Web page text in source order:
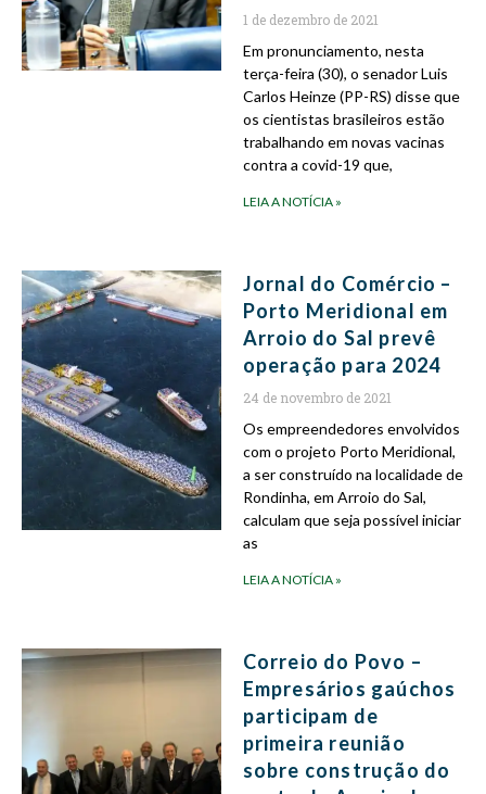
1 de dezembro de 2021
Em pronunciamento, nesta
terça-feira (30), o senador Luis
Carlos Heinze (PP-RS) disse que
os cientistas brasileiros estão
trabalhando em novas vacinas
contra a covid-19 que,
LEIA A NOTÍCIA »
Jornal do Comércio –
Porto Meridional em
Arroio do Sal prevê
operação para 2024
24 de novembro de 2021
Os empreendedores envolvidos
com o projeto Porto Meridional,
a ser construído na localidade de
Rondinha, em Arroio do Sal,
calculam que seja possível iniciar
as
LEIA A NOTÍCIA »
Correio do Povo –
Empresários gaúchos
participam de
primeira reunião
sobre construção do